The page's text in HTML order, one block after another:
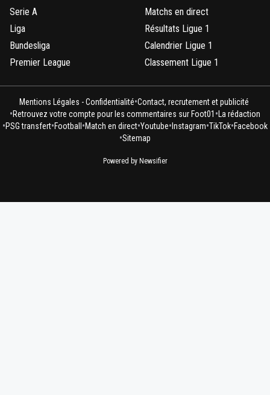
Serie A
Liga
Bundesliga
Premier League
Matchs en direct
Résultats Ligue 1
Calendrier Ligue 1
Classement Ligue 1
Mentions Légales - Confidentialité•Contact, recrutement et publicité
•Retrouvez votre compte pour les commentaires sur Foot01 • La rédaction
•PSG transfert•Football •Match en direct•Youtube• Instagram•TikTok•Facebook
•Sitemap
Powered by Newsifier